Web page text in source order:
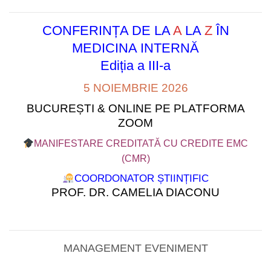
CONFERINȚA DE LA ALA ZÎN
MEDICINA INTERNĂ
Ediția a III-a
5 NOIEMBRIE 2026
BUCUREȘTI & ONLINE PE PLATFORMA
ZOOM
MANIFESTARE CREDITATĂ CU CREDITE EMC
(CMR)
COORDONATOR ȘTIINȚIFIC
PROF. DR. CAMELIA DIACONU
MANAGEMENT EVENIMENT